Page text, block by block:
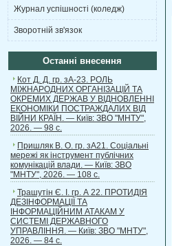
Журнал успішності (коледж)
Зворотній зв'язок
Останні внесення
Кот Д. Д. гр. зА-23. РОЛЬ
МІЖНАРОДНИХ ОРГАНІЗАЦІЙ ТА
ОКРЕМИХ ДЕРЖАВ У ВІДНОВЛЕННІ
ЕКОНОМІКИ ПОСТРАЖДАЛИХ ВІД
ВІЙНИ КРАЇН. — Київ: ЗВО "МНТУ",
2026. — 98 с.
Пришляк В. О. гр. зА21. Соціальні
мережі як інструмент публічних
комунікацій влади. — Київ: ЗВО
"МНТУ", 2026. — 108 с.
Трашутін Є. І. гр. А 22. ПРОТИДІЯ
ДЕЗІНФОРМАЦІЇ ТА
ІНФОРМАЦІЙНИМ АТАКАМ У
СИСТЕМІ ДЕРЖАВНОГО
УПРАВЛІННЯ. — Київ: ЗВО "МНТУ",
2026. — 84 с.